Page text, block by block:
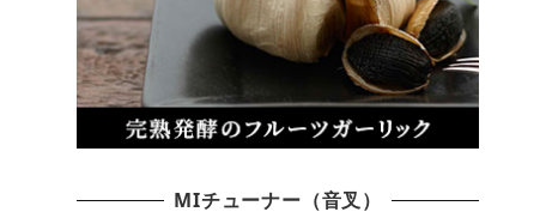
MIチューナー（音叉）